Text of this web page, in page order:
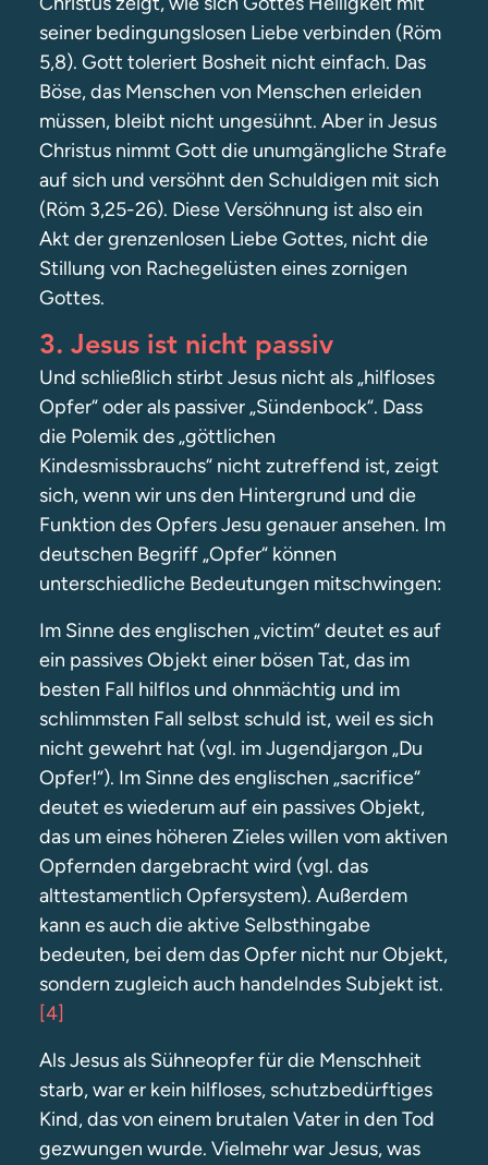
seiner bedingungslosen Liebe verbinden (Röm
5,8). Gott toleriert Bosheit nicht einfach. Das
Böse, das Menschen von Menschen erleiden
müssen, bleibt nicht ungesühnt. Aber in Jesus
Christus nimmt Gott die unumgängliche Strafe
auf sich und versöhnt den Schuldigen mit sich
(Röm 3,25-26). Diese Versöhnung ist also ein
Akt der grenzenlosen Liebe Gottes, nicht die
Stillung von Rachegelüsten eines zornigen
Gottes.
3. Jesus ist nicht passiv
Und schließlich stirbt Jesus nicht als „hilfloses
Opfer“ oder als passiver „Sündenbock“. Dass
die Polemik des „göttlichen
Kindesmissbrauchs“ nicht zutreffend ist, zeigt
sich, wenn wir uns den Hintergrund und die
Funktion des Opfers Jesu genauer ansehen. Im
deutschen Begriff „Opfer“ können
unterschiedliche Bedeutungen mitschwingen:
Im Sinne des englischen „victim“ deutet es auf
ein passives Objekt einer bösen Tat, das im
besten Fall hilflos und ohnmächtig und im
schlimmsten Fall selbst schuld ist, weil es sich
nicht gewehrt hat (vgl. im Jugendjargon „Du
Opfer!“). Im Sinne des englischen „sacrifice“
deutet es wiederum auf ein passives Objekt,
das um eines höheren Zieles willen vom aktiven
Opfernden dargebracht wird (vgl. das
alttestamentlich Opfersystem). Außerdem
kann es auch die aktive Selbsthingabe
bedeuten, bei dem das Opfer nicht nur Objekt,
sondern zugleich auch handelndes Subjekt ist.
[4]
Als Jesus als Sühneopfer für die Menschheit
starb, war er kein hilfloses, schutzbedürftiges
Kind, das von einem brutalen Vater in den Tod
gezwungen wurde. Vielmehr war Jesus, was